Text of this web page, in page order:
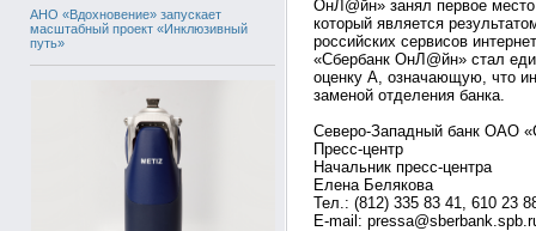
АНО «Вдохновение» запускает
масштабный проект «Инклюзивный
путь»
ОнЛ@йн» занял первое
который является
российских сервисов
«Сбербанк ОнЛ@йн» стал
оценку А, означающую, что
заменой отделения банка.
Северо-Западный банк ОАО
Пресс-центр
Начальник пресс-центра
Елена Белякова
Тел.: (812) 335 83 41, 610 23
E-mail: